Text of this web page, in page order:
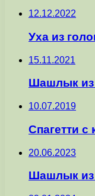
12.12.2022
Уха из
15.11.2021
Шашлык из
10.07.2019
Спагетти с
20.06.2023
Шашлык из